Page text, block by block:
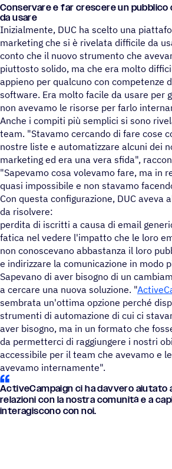
Conser­vare e far crescere un
da usare
Inizialmente, DUC ha scelto una
marketing che si è rivelata difficile da
conto che il nuovo strumento che
piuttosto solido, ma che era molto
appieno per qualcuno con competenze
software. Era molto facile da usare per
non avevamo le risorse per farlo
Anche i compiti più semplici si sono
team. "Stavamo cercando di fare cose
nostre liste e automatizzare alcuni dei
marketing ed era una vera sfida",
"Sapevamo cosa volevamo fare, ma in
quasi impossibile e non stavamo
Con questa configurazione, DUC aveva
da risolvere:
perdita di iscritti a causa di email
fatica nel vedere l'impatto che le loro
non conoscevano abbastanza il loro
e indirizzare la comunicazione in modo
Sapevano di aver bisogno di un
a cercare una nuova soluzione. "
sembrata un'ottima opzione perché
strumenti di automazione di cui ci
aver bisogno, ma in un formato che
da permetterci di raggiungere i nostri
accessibile per il team che avevamo e
avevamo internamente".
ActiveCampaign ci ha davvero aiutato
rela­zioni con la nostra comu­nità e a
inte­ra­gi­scono con noi.